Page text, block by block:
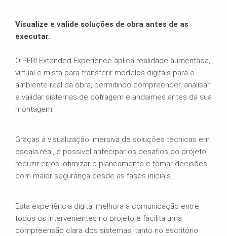
Visualize e valide soluções de obra antes de as
executar.
O PERI Extended Experience aplica realidade aumentada,
virtual e mista para transferir modelos digitais para o
ambiente real da obra, permitindo compreender, analisar
e validar sistemas de cofragem e andaimes antes da sua
montagem.
Graças à visualização imersiva de soluções técnicas em
escala real, é possível antecipar os desafios do projeto,
reduzir erros, otimizar o planeamento e tomar decisões
com maior segurança desde as fases iniciais.
Esta experiência digital melhora a comunicação entre
todos os intervenientes no projeto e facilita uma
compreensão clara dos sistemas, tanto no escritório